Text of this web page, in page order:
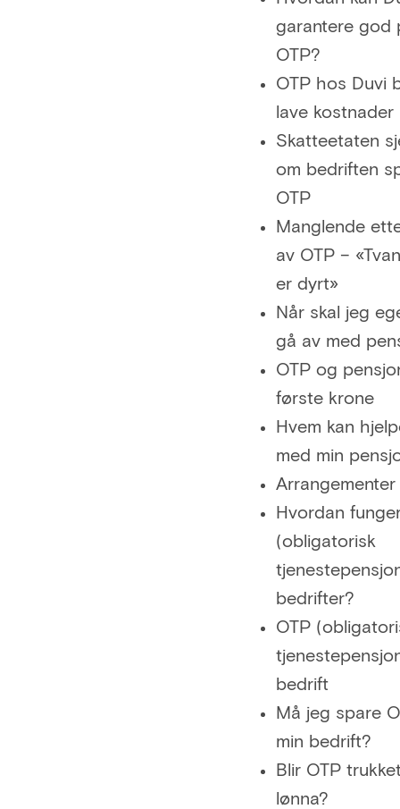
garantere god
OTP?
OTP hos Duvi
lave kostnader
Skatteetaten
om bedriften
OTP
Manglende
av OTP –
er dyrt»
Når skal jeg
gå av med
OTP og
første krone
Hvem kan
med min
Arrangementer
Hvordan
(obligatorisk
bedrifter?
OTP
bedrift
Må jeg spare
min bedrift?
Blir OTP
lønna?